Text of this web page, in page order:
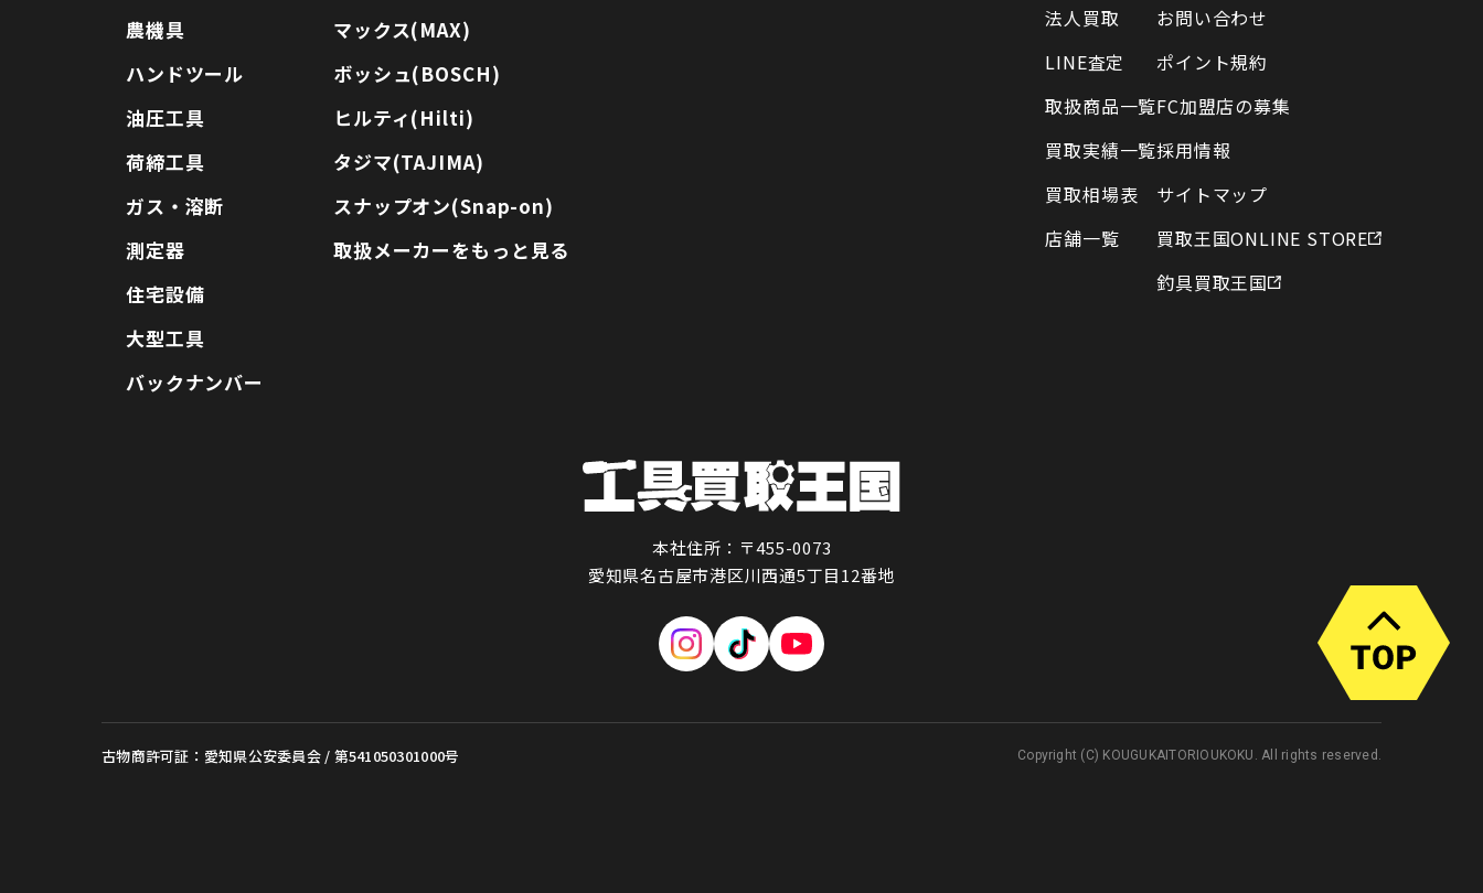
農機具
ハンドツール
油圧工具
荷締工具
ガス・溶断
測定器
住宅設備
大型工具
バックナンバー
マックス(MAX)
ボッシュ(BOSCH)
ヒルティ(Hilti)
タジマ(TAJIMA)
スナップオン(Snap-on)
取扱メーカーをもっと見る
法人買取
LINE査定
取扱商品一覧
買取実績一覧
買取相場表
店舗一覧
お問い合わせ
ポイント規約
FC加盟店の募集
採用情報
サイトマップ
買取王国ONLINE STORE
釣具買取王国
本社住所：〒455-0073
愛知県名古屋市港区川西通5丁目12番地
古物商許可証：愛知県公安委員会 / 第541050301000号 Copyright (C) KOUGUKAITORIOUKOKU. All rights reserved.